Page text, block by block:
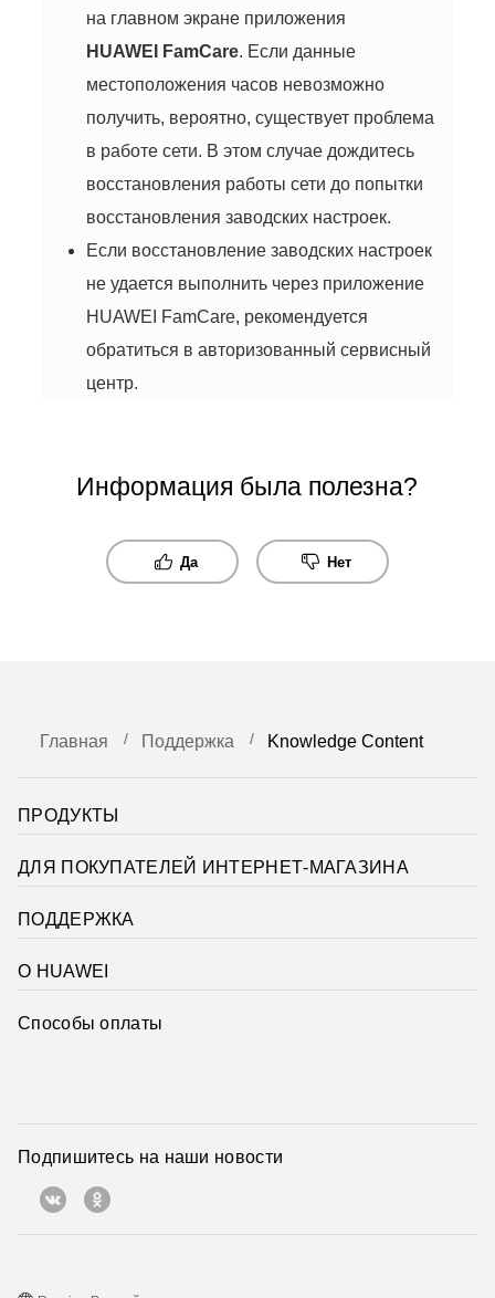
на главном экране приложения
HUAWEI FamCare. Если данные
местоположения часов невозможно
получить, вероятно, существует проблема
в работе сети. В этом случае дождитесь
восстановления работы сети до попытки
восстановления заводских настроек.
Если восстановление заводских настроек
не удается выполнить через приложение
HUAWEI FamCare, рекомендуется
обратиться в авторизованный сервисный
центр.
Информация была полезна?
Да Нет
Главная Поддержка Knowledge Content
ПРОДУКТЫ
ДЛЯ ПОКУПАТЕЛЕЙ ИНТЕРНЕТ-МАГАЗИНА
ПОДДЕРЖКА
О HUAWEI
Способы оплаты
Подпишитесь на наши новости